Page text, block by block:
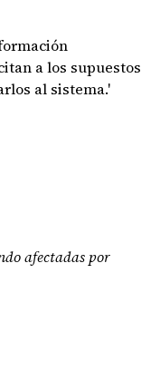
a los supuestos
al sistema.'
afectadas por